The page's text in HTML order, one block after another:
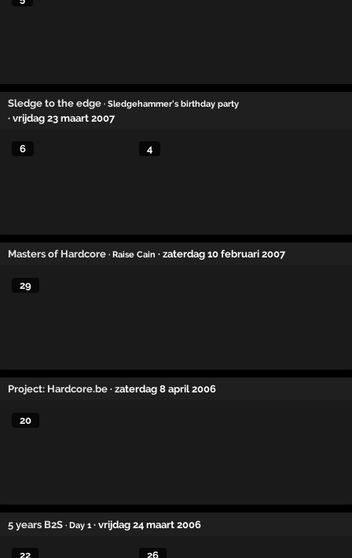
Sledge to the edge · Sledgehammer's birthday party
· vrijdag 23 maart 2007
6 4
Masters of Hardcore · Raise Cain · zaterdag 10 februari 2007
29
Project: Hardcore.be · zaterdag 8 april 2006
20
5 years B2S · Day 1 · vrijdag 24 maart 2006